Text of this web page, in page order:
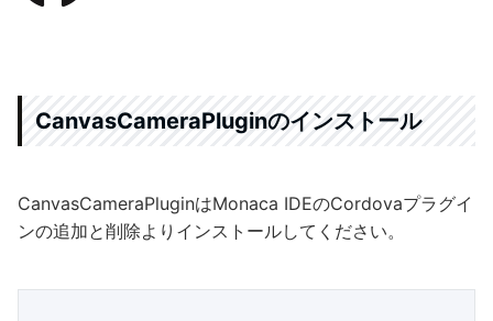
CanvasCameraPluginのインストール
CanvasCameraPluginはMonaca IDEのCordovaプラグイ
ンの追加と削除よりインストールしてください。